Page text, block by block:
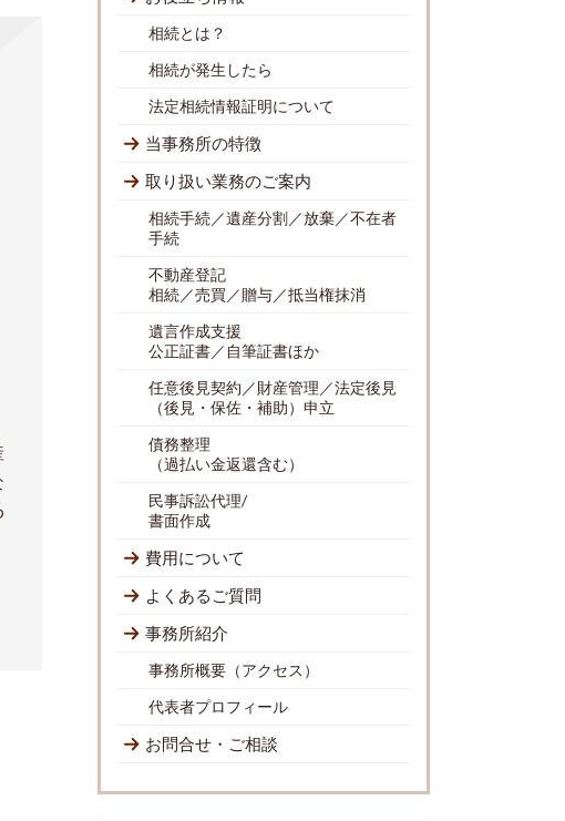
相続とは？
相続が発生したら
法定相続情報証明について
当事務所の特徴
取り扱い業務のご案内
相続手続／遺産分割／放棄／不在者
手続
不動産登記
相続／売買／贈与／抵当権抹消
遺言作成支援
公正証書／自筆証書ほか
任意後見契約／財産管理／法定後見
（後見・保佐・補助）申立
債務整理
（過払い金返還含む）
民事訴訟代理/
書面作成
費用について
よくあるご質問
事務所紹介
事務所概要（アクセス）
代表者プロフィール
お問合せ・ご相談